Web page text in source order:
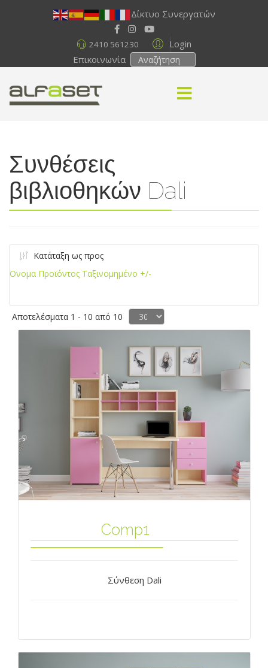
Δίκτυο Συνεργατών
Login
2410 561230
Επικοινωνία
Συνθέσεις
βιβλιοθηκών Dali
Κατάταξη ως προς
Ονομα Προϊόντος Ταξινομημένο +/-
Αποτελέσματα 1 - 10 από 10
Comp1
Σύνθεση Dali